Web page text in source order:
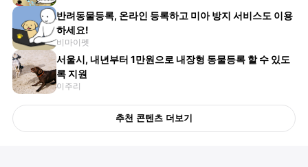
반려동물등록, 온라인 등록하고 미아 방지 서비스도 이용
하세요!
비마이펫
서울시, 내년부터 1만원으로 내장형 동물등록 할 수 있도
록 지원
이주리
추천 콘텐츠 더보기